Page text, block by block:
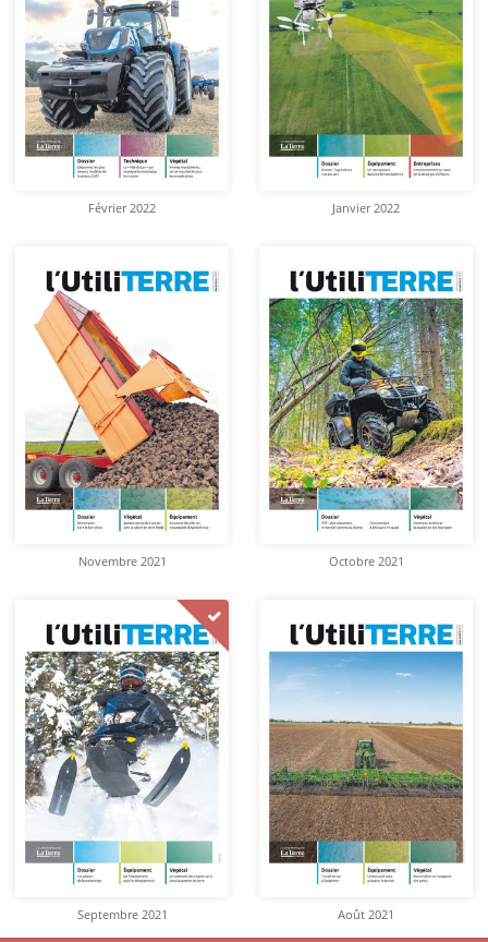
Février 2022 Janvier 2022
Novembre 2021 Octobre 2021
Septembre 2021 Août 2021